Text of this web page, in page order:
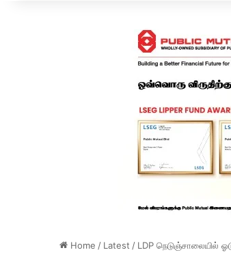
Home / Latest / LDP நெடுஞ்சாலையில்